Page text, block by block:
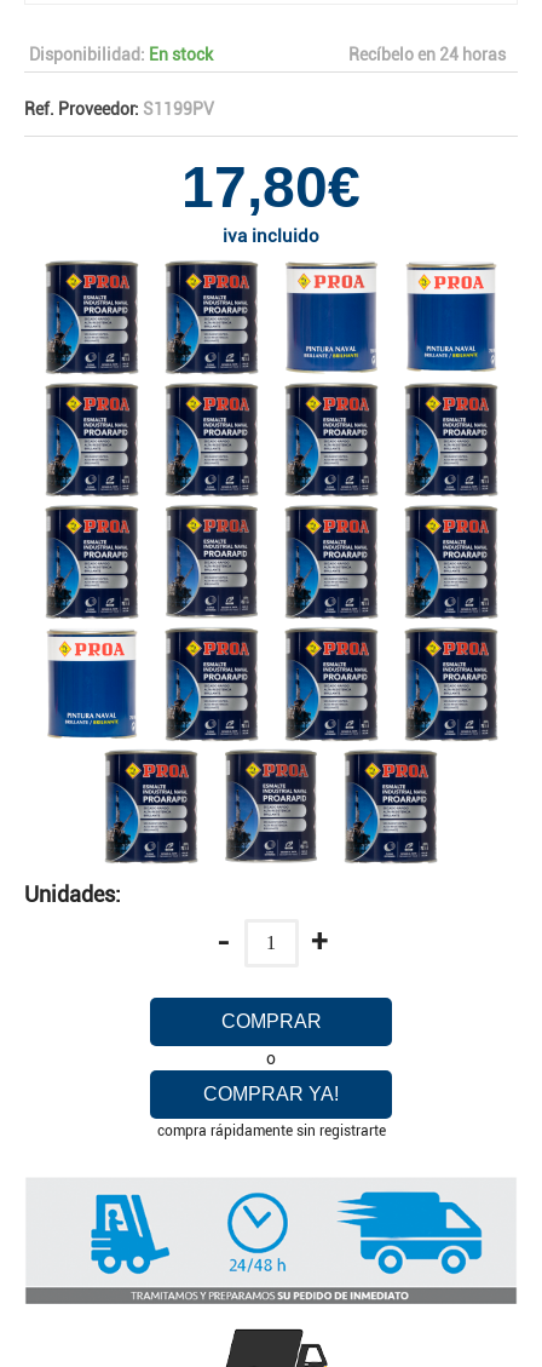
Disponibilidad: En stock Recíbelo en 24 horas
Ref. Proveedor: S1199PV
17,80€
iva incluido
Unidades:
- +
COMPRAR
o
COMPRAR YA!
compra rápidamente sin registrarte